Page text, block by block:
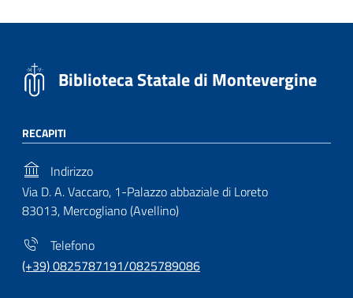
Biblioteca Statale di Montevergine
RECAPITI
Indirizzo
Via D. A. Vaccaro, 1-Palazzo abbaziale di Loreto
83013, Mercogliano (Avellino)
Telefono
(+39) 0825787191/0825789086